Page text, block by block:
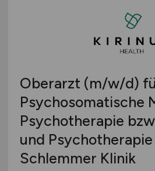
Oberarzt (m/w/d)
Psychosomatische
Psychotherapie
und
Schlemmer Klinik